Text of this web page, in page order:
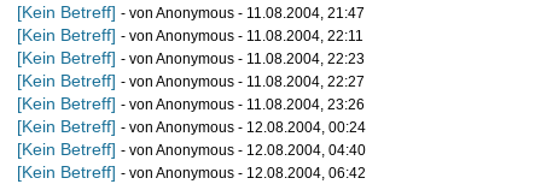
[Kein Betreff] - von Anonymous - 11.08.2004, 21:47
[Kein Betreff] - von Anonymous - 11.08.2004, 22:11
[Kein Betreff] - von Anonymous - 11.08.2004, 22:23
[Kein Betreff] - von Anonymous - 11.08.2004, 22:27
[Kein Betreff] - von Anonymous - 11.08.2004, 23:26
[Kein Betreff] - von Anonymous - 12.08.2004, 00:24
[Kein Betreff] - von Anonymous - 12.08.2004, 04:40
[Kein Betreff] - von Anonymous - 12.08.2004, 06:42